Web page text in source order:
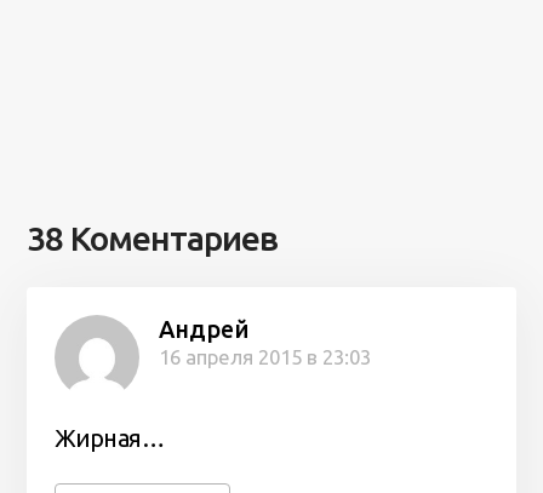
38 Коментариев
Андрей
16 апреля 2015 в 23:03
Жирная…